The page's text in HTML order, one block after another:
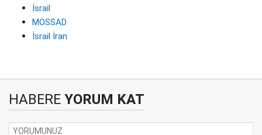
İsrail
MOSSAD
İsrail İran
HABERE YORUM KAT